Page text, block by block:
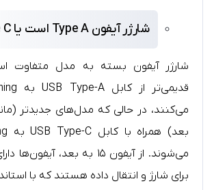
شارژر آیفون Type A است یا Type C؟
شارژر آیفون بسته به مدل متفاوت
برای شارژ و انتقال داده هستند که با